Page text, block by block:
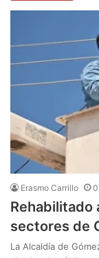
Erasmo Carrillo
Rehabilitado
sectores de
La Alcaldía de